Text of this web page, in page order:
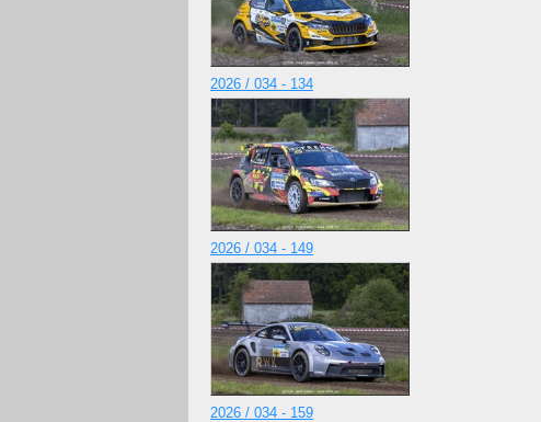
2026 / 034 - 134
2026 / 034 - 149
2026 / 034 - 159